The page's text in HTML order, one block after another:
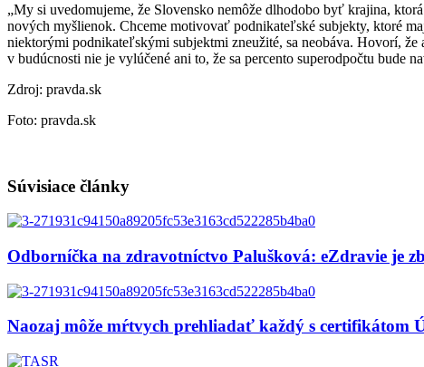
„My si uvedomujeme, že Slovensko nemôže dlhodobo byť krajina,
nových myšlienok. Chceme motivovať podnikateľské subjekty, ktoré
niektorými podnikateľskými subjektmi zneužité, sa neobáva. Hovorí,
v budúcnosti nie je vylúčené ani to, že sa percento superodpočtu bude
Zdroj: pravda.sk
Foto: pravda.sk
Súvisiace články
Odborníčka na zdravotníctvo Palušková: eZdravie je
Naozaj môže mŕtvych prehliadať každý s certifikátom